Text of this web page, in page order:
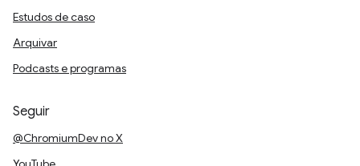
Estudos de caso
Arquivar
Podcasts e programas
Seguir
@ChromiumDev no X